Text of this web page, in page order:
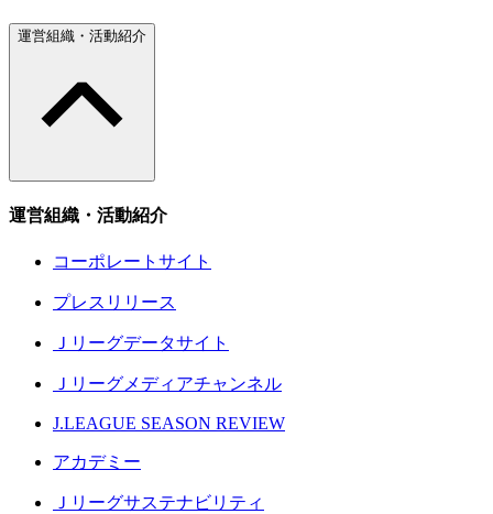
運営組織・活動紹介
運営組織・活動紹介
コーポレートサイト
プレスリリース
Ｊリーグデータサイト
Ｊリーグメディアチャンネル
J.LEAGUE SEASON REVIEW
アカデミー
Ｊリーグサステナビリティ